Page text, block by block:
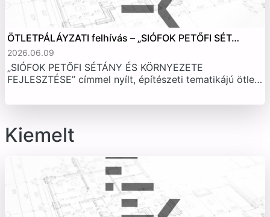
ÖTLETPÁLÁYZATI felhívás – „SIÓFOK PETŐFI SÉT…
2026.06.09
„SIÓFOK PETŐFI SÉTÁNY ÉS KÖRNYEZETE
FEJLESZTÉSE” címmel nyílt, építészeti tematikájú ötle…
Kiemelt